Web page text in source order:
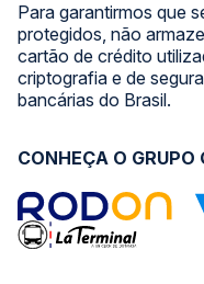
Para garantirmos que
protegidos, não
cartão de crédito
criptografia e de
bancárias do Brasil.
CONHEÇA O GRUPO